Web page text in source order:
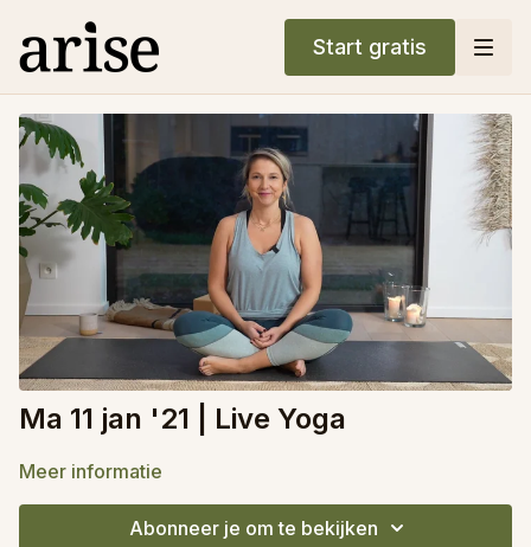
Start gratis
Ma 11 jan '21 | Live Yoga
Meer informatie
Abonneer je om te bekijken